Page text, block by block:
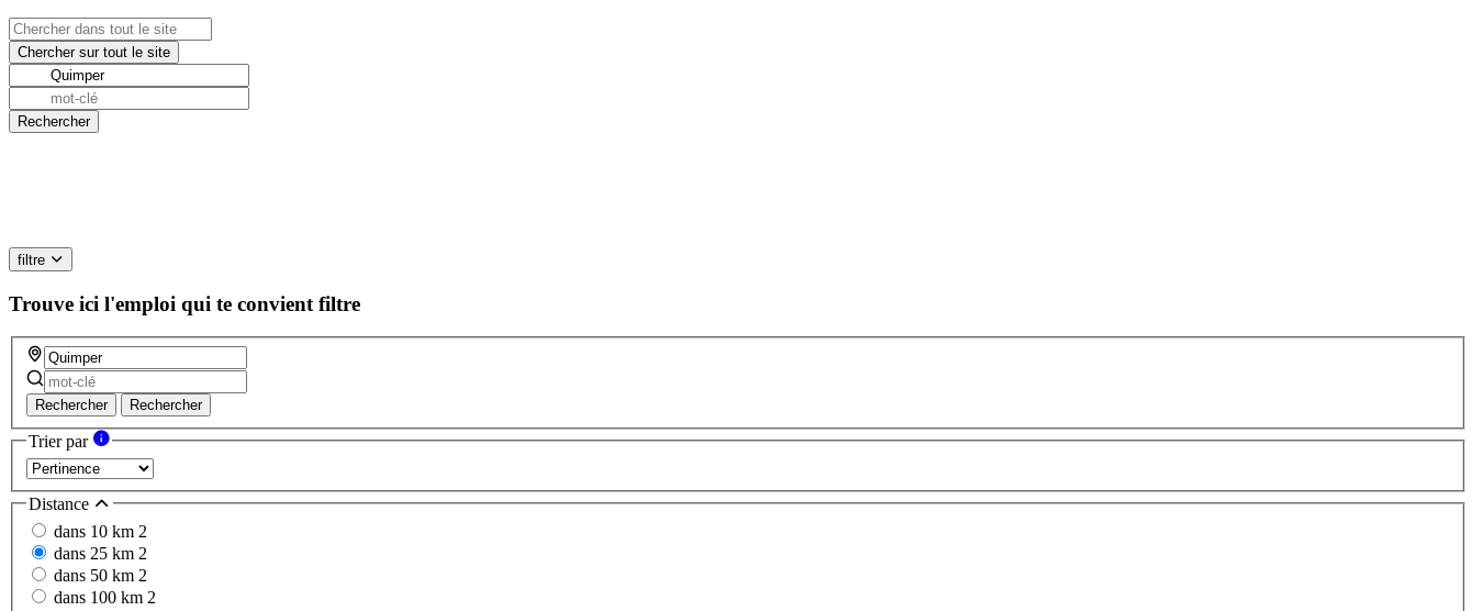
filtre
Trouve ici l'emploi qui te convient filtre
Rechercher Rechercher
Trier par
Distance
dans 10 km 2
dans 25 km 2
dans 50 km 2
dans 100 km 2